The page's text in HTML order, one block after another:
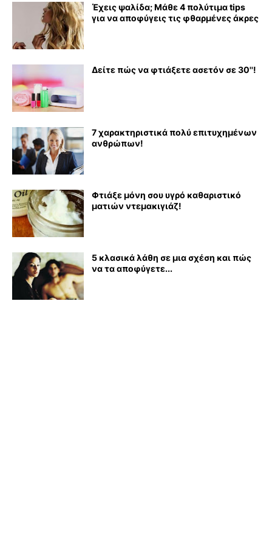
Έχεις ψαλίδα; Μάθε 4 πολύτιμα tips
για να αποφύγεις τις φθαρμένες άκρες
Δείτε πώς να φτιάξετε ασετόν σε 30''!
7 χαρακτηριστικά πολύ επιτυχημένων
ανθρώπων!
Φτιάξε μόνη σου υγρό καθαριστικό
ματιών ντεμακιγιάζ!
5 κλασικά λάθη σε μια σχέση και πώς
να τα αποφύγετε...